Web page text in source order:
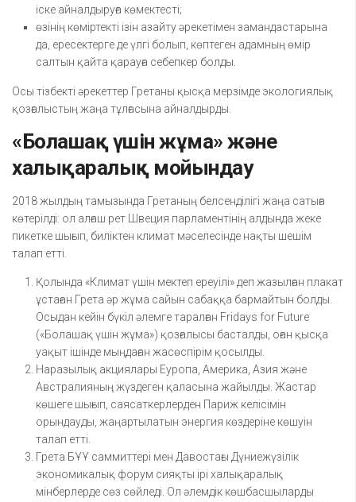
іске айналдыруға көмектесті;
өзінің көміртекті ізін азайту әрекетімен замандастарына
да, ересектерге де үлгі болып, көптеген адамның өмір
салтын қайта қарауға себепкер болды.
Осы тізбекті әрекеттер Гретаны қысқа мерзімде экологиялық
қозғалыстың жаңа тұлғасына айналдырды.
«Болашақ үшін жұма» және
халықаралық мойындау
2018 жылдың тамызында Гретаның белсенділігі жаңа сатыға
көтерілді: ол алғаш рет Швеция парламентінің алдында жеке
пикетке шығып, биліктен климат мәселесінде нақты шешім
талап етті.
Қолында «Климат үшін мектеп ереуілі» деп жазылған плакат
ұстаған Грета әр жұма сайын сабаққа бармайтын болды.
Осыдан кейін бүкіл әлемге таралған Fridays for Future
(«Болашақ үшін жұма») қозғалысы басталды, оған қысқа
уақыт ішінде мыңдаған жасөспірім қосылды.
Наразылық акциялары Еуропа, Америка, Азия және
Австралияның жүздеген қаласына жайылды. Жастар
көшеге шығып, саясаткерлерден Париж келісімін
орындауды, жаңартылатын энергия көздеріне көшуін
талап етті.
Грета БҰҰ саммиттері мен Давостағы Дүниежүзілік
экономикалық форум сияқты ірі халықаралық
мінберлерде сөз сөйледі. Ол әлемдік көшбасшыларды